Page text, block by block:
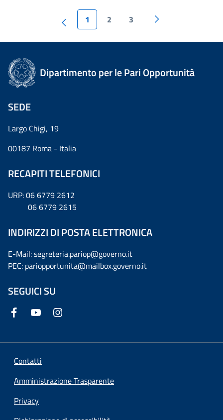
1 2 3
Dipartimento per le Pari Opportunità
SEDE
Largo Chigi, 19
00187 Roma - Italia
RECAPITI TELEFONICI
URP: 06 6779 2612
06 6779 2615
INDIRIZZI DI POSTA ELETTRONICA
E-Mail: segreteria.pariop@governo.it
PEC: pariopportunita@mailbox.governo.it
SEGUICI SU
Contatti
Amministrazione Trasparente
Privacy